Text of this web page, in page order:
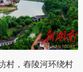
村，舂陵河环绕村